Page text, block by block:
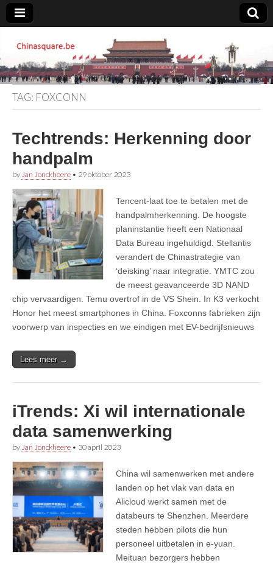
Chinasquare.be
TAG: FOXCONN
Techtrends: Herkenning door
handpalm
by Jan Jonckheere • 29 oktober 2023
Tencent-laat toe te betalen met de
handpalmherkenning. De hoogste
planinstantie heeft een Nationaal
Data Bureau ingehuldigd. Stellantis
verandert de Chinastrategie van
‘deisking’ naar integratie. YMTC zou
de meest geavanceerde 3D NAND
chip vervaardigen. Temu overtrof in de VS Shein. In K3 verkocht
Honor het meest smartphones in China. Foxconns fabrieken zijn
voorwerp van inspecties en we eindigen met EV-bedrijfsnieuws
Lees meer →
iTrends: Xi wil internationale
data samenwerking
by Jan Jonckheere • 30 april 2023
China wil samenwerken met andere
landen op het vlak van data en
Alicloud werkt samen met de
databeurs te Shenzhen. Meerdere
steden hebben pilots die hun
personeel uitbetalen in e-yuan.
Meituan bezorgers hebben